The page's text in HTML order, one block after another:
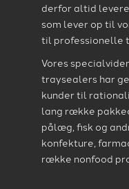
derfor altid
som lever op til
til professionelle
Vores
traysealers har
kunder til
lang række
pålæg, fisk og
konfekture,
række nonfood